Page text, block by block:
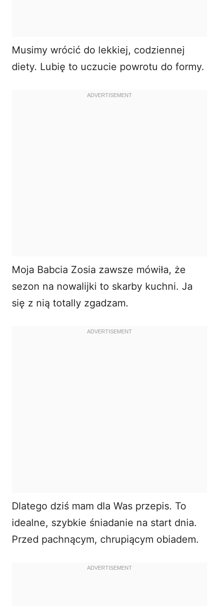
Musimy wrócić do lekkiej, codziennej
diety. Lubię to uczucie powrotu do formy.
Moja Babcia Zosia zawsze mówiła, że
sezon na nowalijki to skarby kuchni. Ja
się z nią totally zgadzam.
Dlatego dziś mam dla Was przepis. To
idealne, szybkie śniadanie na start dnia.
Przed pachnącym, chrupiącym obiadem.